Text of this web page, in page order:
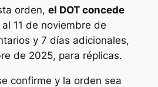
orden, el DOT concede
11 de noviembre de
y 7 días adicionales,
de 2025, para réplicas.
confirme y la orden sea